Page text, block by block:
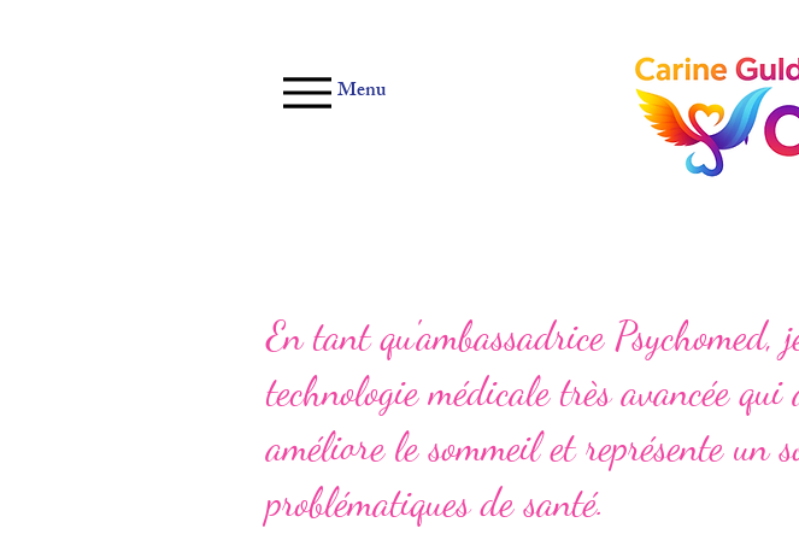
Menu
En tant qu'ambassadrice Psychomed,
technologie médicale très avancée
améliore le sommeil et représente un
problématiques de santé.